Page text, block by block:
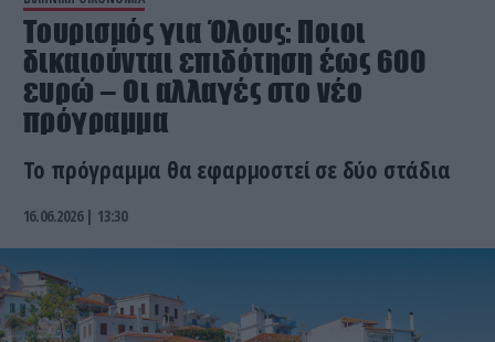
Τουρισμός για Όλους: Ποιοι
δικαιούνται επιδότηση έως 600
ευρώ – Οι αλλαγές στο νέο
πρόγραμμα
Το πρόγραμμα θα εφαρμοστεί σε δύο στάδια
16.06.2026 | 13:30